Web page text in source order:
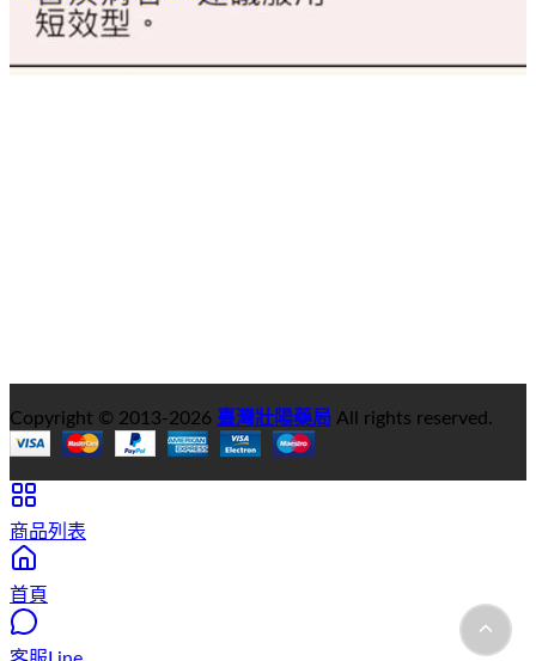
Copyright © 2013-2026 臺灣壯陽藥局 All rights reserved.
商品列表
首頁